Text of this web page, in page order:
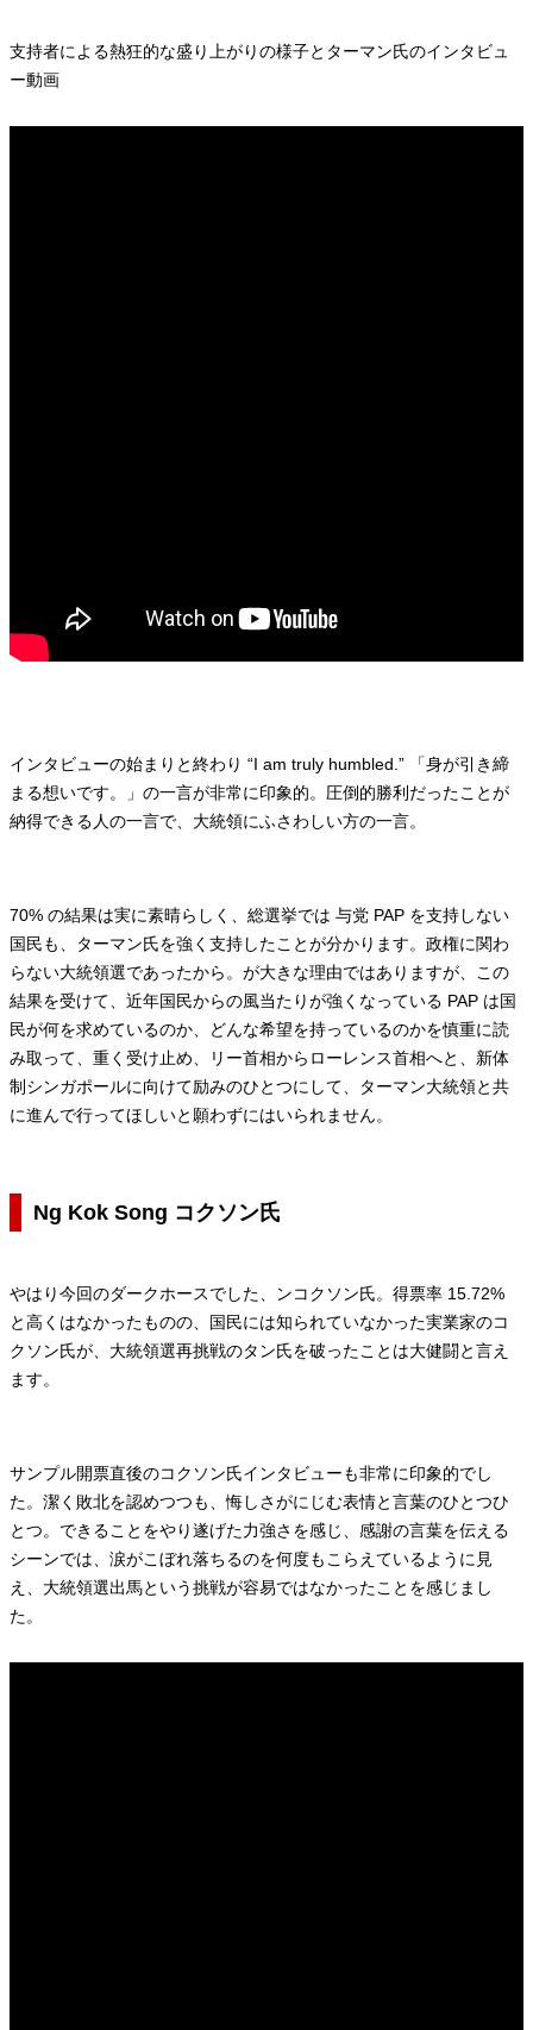
支持者による熱狂的な盛り上がりの様子とターマン氏のインタビュ
ー動画
インタビューの始まりと終わり “I am truly humbled.” 「身が引き締
まる想いです。」の一言が非常に印象的。圧倒的勝利だったことが
納得できる人の一言で、大統領にふさわしい方の一言。
70% の結果は実に素晴らしく、総選挙では 与党 PAP を支持しない
国民も、ターマン氏を強く支持したことが分かります。政権に関わ
らない大統領選であったから。が大きな理由ではありますが、この
結果を受けて、近年国民からの風当たりが強くなっている PAP は国
民が何を求めているのか、どんな希望を持っているのかを慎重に読
み取って、重く受け止め、リー首相からローレンス首相へと、新体
制シンガポールに向けて励みのひとつにして、ターマン大統領と共
に進んで行ってほしいと願わずにはいられません。
Ng Kok Song コクソン氏
やはり今回のダークホースでした、ンコクソン氏。得票率 15.72%
と高くはなかったものの、国民には知られていなかった実業家のコ
クソン氏が、大統領選再挑戦のタン氏を破ったことは大健闘と言え
ます。
サンプル開票直後のコクソン氏インタビューも非常に印象的でし
た。潔く敗北を認めつつも、悔しさがにじむ表情と言葉のひとつひ
とつ。できることをやり遂げた力強さを感じ、感謝の言葉を伝える
シーンでは、涙がこぼれ落ちるのを何度もこらえているように見
え、大統領選出馬という挑戦が容易ではなかったことを感じまし
た。